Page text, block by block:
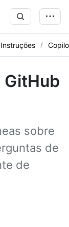
Instruções
GitHub
sobre
de
de